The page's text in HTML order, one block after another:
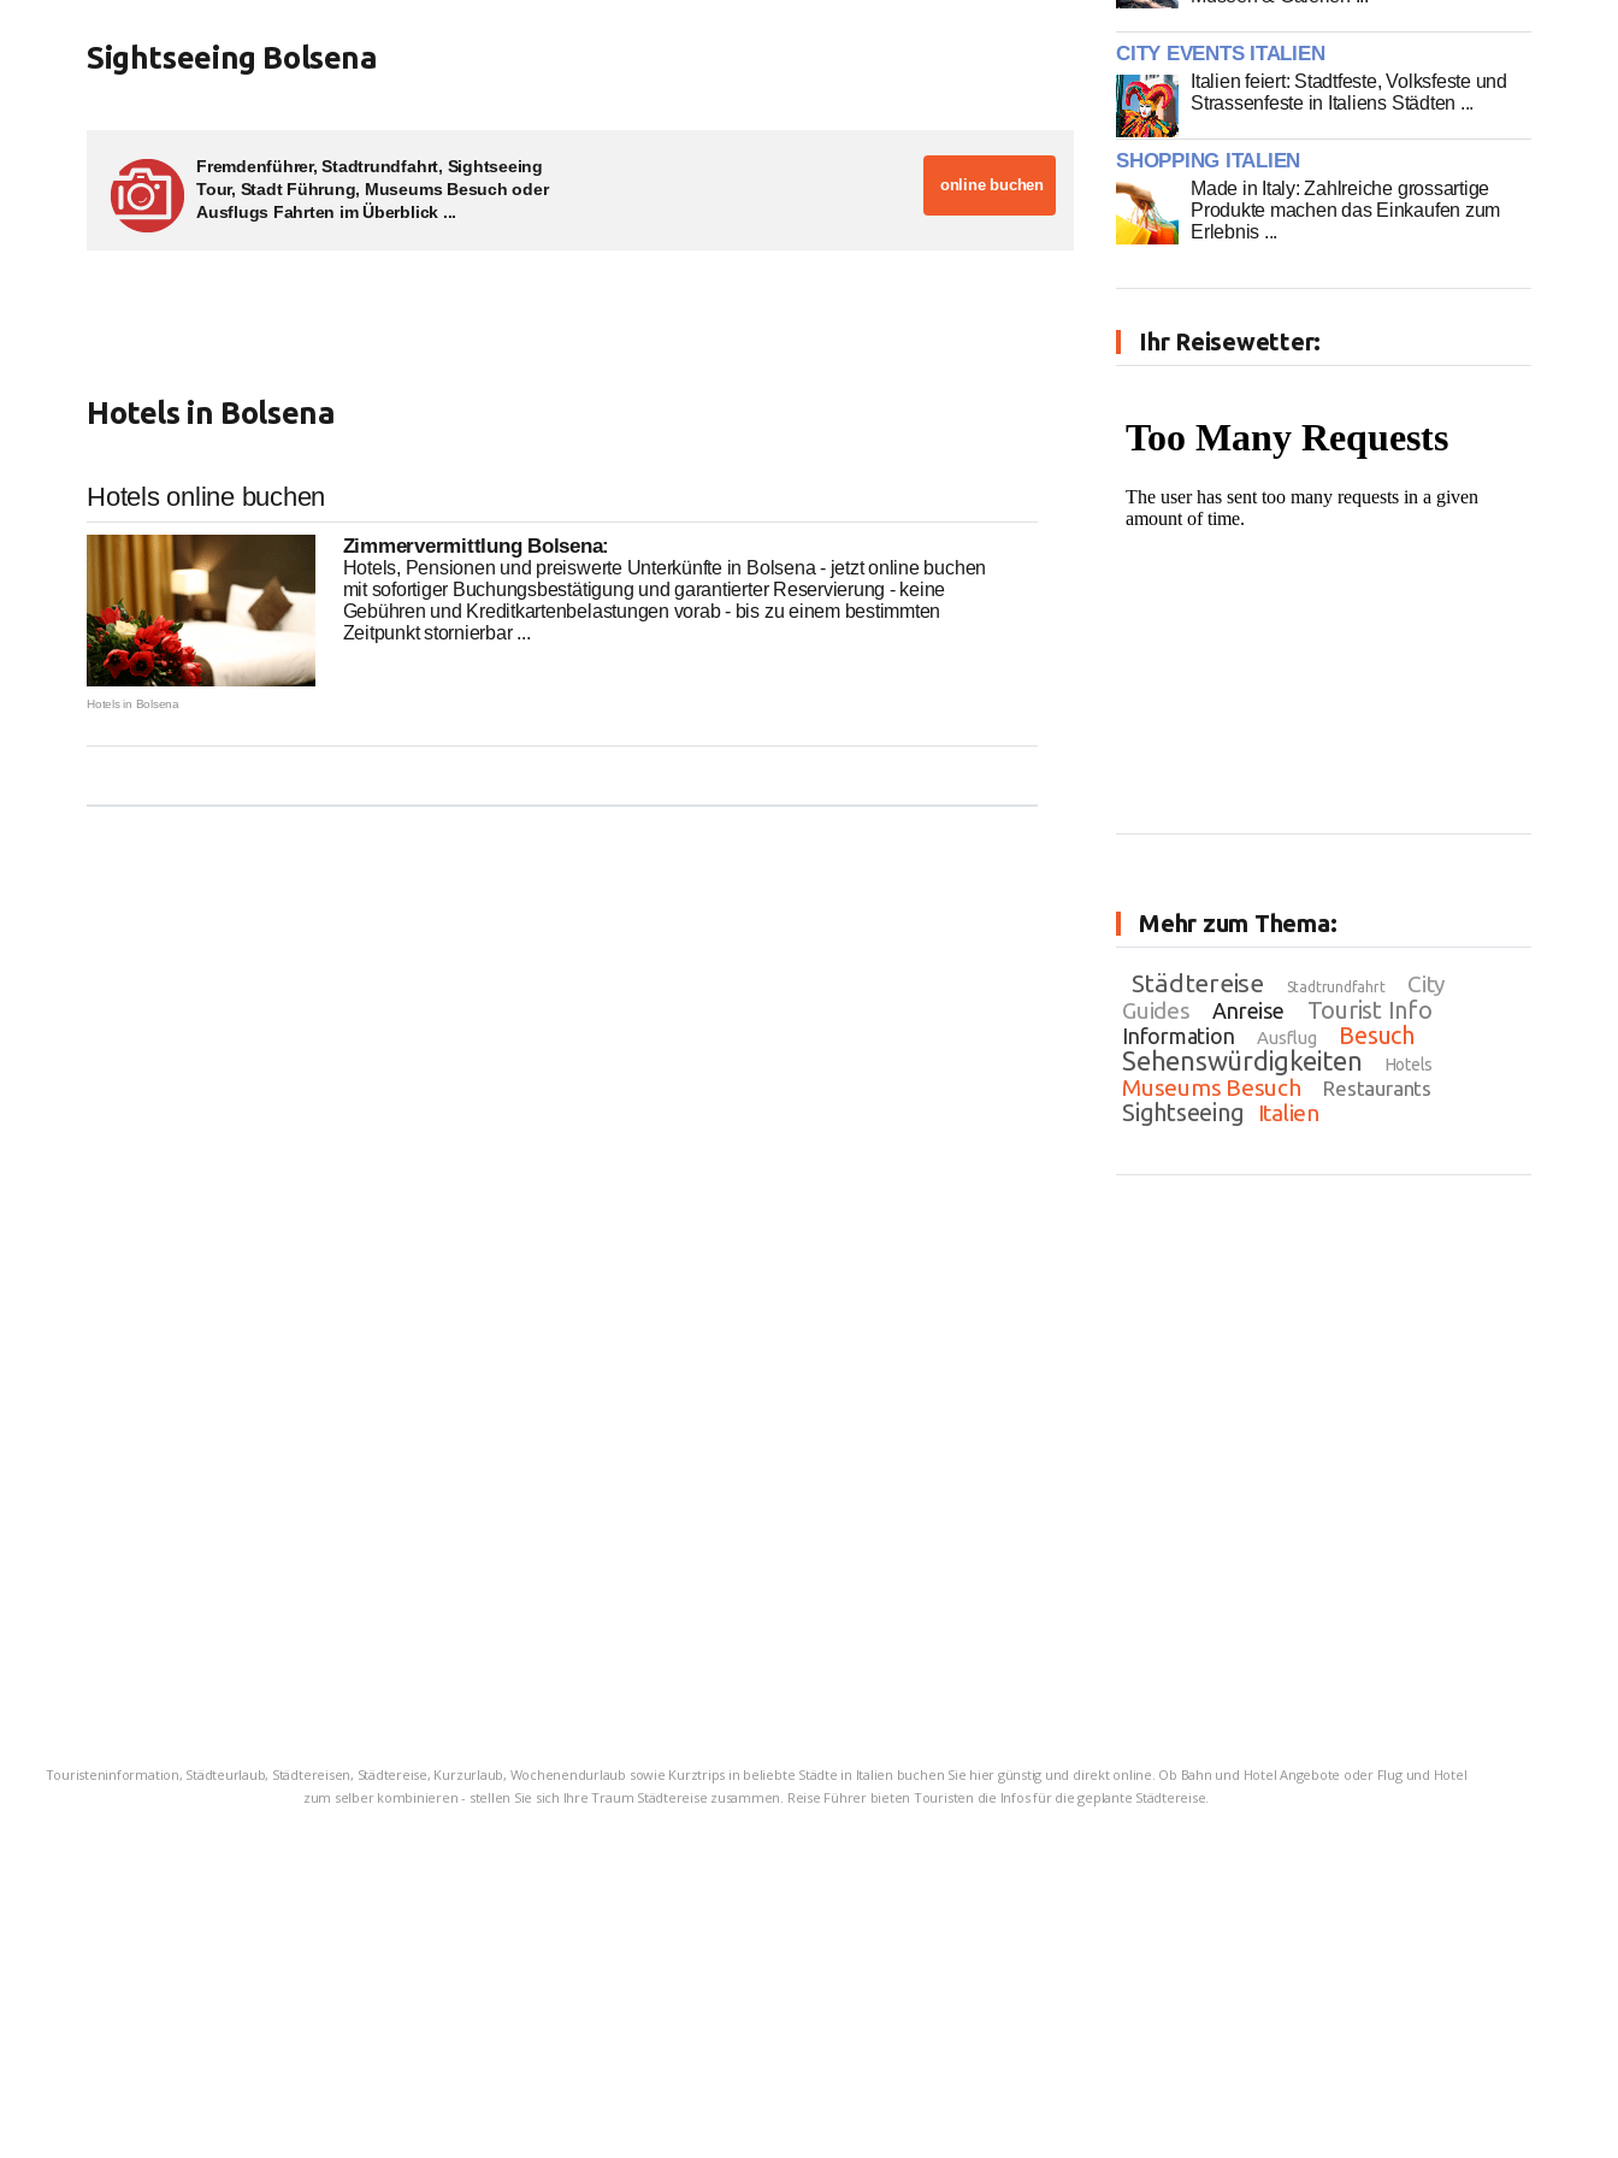
Sightseeing Bolsena
Fremdenführer, Stadtrundfahrt, Sightseeing
Tour, Stadt Führung, Museums Besuch oder
Ausflugs Fahrten im Überblick ...
online buchen
Hotels in Bolsena
Hotels online buchen
Hotels in Bolsena
Zimmervermittlung Bolsena:
Hotels, Pensionen und preiswerte Unterkünfte in Bolsena - jetzt online buchen
mit sofortiger Buchungsbestätigung und garantierter Reservierung - keine
Gebühren und Kreditkartenbelastungen vorab - bis zu einem bestimmten
Zeitpunkt stornierbar ...
CITY EVENTS ITALIEN
Italien feiert: Stadtfeste, Volksfeste und
Strassenfeste in Italiens Städten ...
SHOPPING ITALIEN
Made in Italy: Zahlreiche grossartige
Produkte machen das Einkaufen zum
Erlebnis ...
Ihr Reisewetter:
Mehr zum Thema:
Städtereise Stadtrundfahrt
City
Guides
Anreise Tourist Info
Information Ausflug Besuch
Sehenswürdigkeiten Hotels
Museums Besuch Restaurants
Sightseeing Italien
Touristeninformation, Städteurlaub, Städtereisen, Städtereise, Kurzurlaub, Wochenendurlaub sowie Kurztrips in beliebte Städte in Italien buchen Sie hier günstig und direkt online. Ob Bahn und Hotel Angebote oder Flug und Hotel
zum selber kombinieren - stellen Sie sich Ihre Traum Städtereise zusammen. Reise Führer bieten Touristen die Infos für die geplante Städtereise.